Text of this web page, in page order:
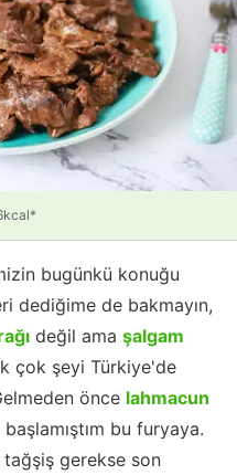
bugünkü konuğu
dediğime de bakmayın,
değil ama şalgam
çok şeyi Türkiye'de
önce lahmacun
bu furyaya.
tağşiş gerekse son